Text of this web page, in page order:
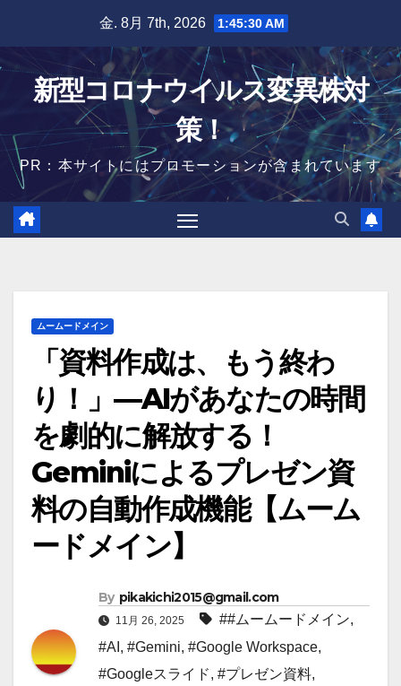
content
金. 8月 7th, 2026 1:45:31 AM
新型コロナウイルス変異株対
策！
PR：本サイトにはプロモーションが含まれています
ムームードメイン
「資料作成は、もう終わ
り！」—AIがあなたの時間
を劇的に解放する！
Geminiによるプレゼン資
料の自動作成機能【ムーム
ードメイン】
By pikakichi2015@gmail.com
11月 26, 2025 ##ムームードメイン,
#AI , #Gemini, #Google Workspace,
#Googleスライド, #プレゼン資料,